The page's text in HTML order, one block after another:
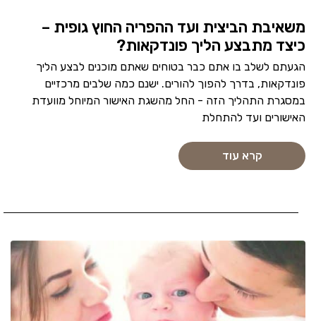
משאיבת הביצית ועד ההפריה החוץ גופית –
כיצד מתבצע הליך פונדקאות?
הגעתם לשלב בו אתם כבר בטוחים שאתם מוכנים לבצע הליך
פונדקאות, בדרך להפוך להורים. ישנם כמה שלבים מרכזיים
במסגרת התהליך הזה - החל מהשגת האישור המיוחל מוועדת
האישורים ועד להתחלת
קרא עוד